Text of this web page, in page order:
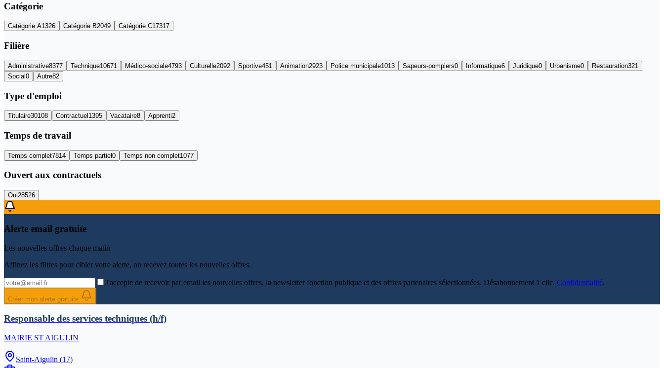
Catégorie
Catégorie A1326 Catégorie B2049 Catégorie C17317
Filière
Administrative8377 Technique10671 Médico-sociale4793 Culturelle2092 Sportive451 Animation2923 Police municipale1013 Sapeurs-pompiers0 Informatique6 Juridique0 Urbanisme0 Restauration321
Social 0 Autre82
Type d'emploi
Titulaire30108 Contractuel 1395 Vacataire8 Apprenti2
Temps de travail
Temps complet7814 Temps partiel0 Temps non complet1077
Ouvert aux contractuels
Oui28526
Alerte email gratuite
Les nouvelles offres chaque matin
Affinez les filtres pour cibler votre alerte, ou recevez toutes les nouvelles offres.
J'accepte de recevoir par email les nouvelles offres, la newsletter fonction publique et des offres partenaires sélectionnées. Désabonnement 1 clic. Confidentialité.
Créer mon alerte gratuite
Responsable des services techniques (h/f)
MAIRIE ST AIGULIN
Saint-Aigulin (17)